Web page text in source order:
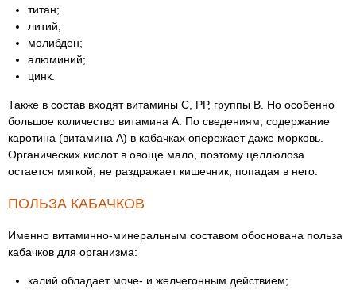
титан;
литий;
молибден;
алюминий;
цинк.
Также в состав входят витамины С, РР, группы B. Но особенно
большое количество витамина А. По сведениям, содержание
каротина (витамина А) в кабачках опережает даже морковь.
Органических кислот в овоще мало, поэтому целлюлоза
остается мягкой, не раздражает кишечник, попадая в него.
ПОЛЬЗА КАБАЧКОВ
Именно витаминно-минеральным составом обоснована польза
кабачков для организма:
калий обладает моче- и желчегонным действием;